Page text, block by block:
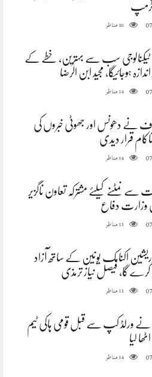
10مناظر
ٹیکنالوجی سب سے بہترین، خطے کے
ہوجائیگا، مجید ابن الرضا
14مناظر
نے دھونس اور جھوٹی خبروں کی
قرار دیدی
14مناظر
سے نمٹنے کیلئے مشترکہ تعاون ناگزیر
وزارت دفاع
13مناظر
اکنامک یونین کے ساتھ آزاد
کرے گا، فیصل نیاز ترمذی
13مناظر
ورلڈ کپ سے قبل قومی ہاکی ٹیم
لیا
14مناظر